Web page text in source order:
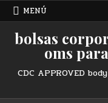
MENÚ
bolsas
oms
CDC APPROVED